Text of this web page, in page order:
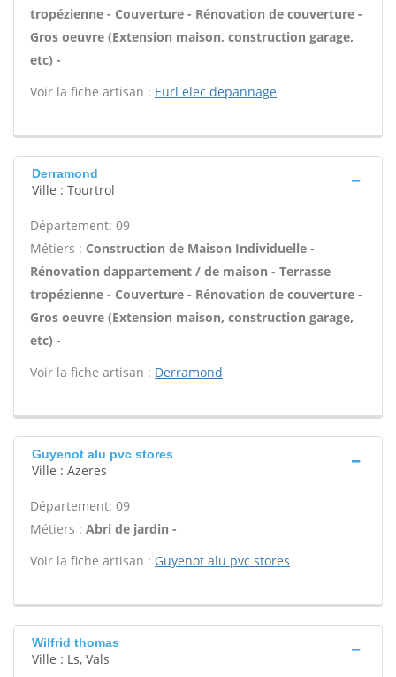
tropézienne - Couverture - Rénovation de couverture -
Gros oeuvre (Extension maison, construction garage,
etc) -
Voir la fiche artisan : Eurl elec depannage
Derramond
Ville : Tourtrol
Département: 09
Métiers : Construction de Maison Individuelle -
Rénovation dappartement / de maison - Terrasse
tropézienne - Couverture - Rénovation de couverture -
Gros oeuvre (Extension maison, construction garage,
etc) -
Voir la fiche artisan : Derramond
Guyenot alu pvc stores
Ville : Azeres
Département: 09
Métiers : Abri de jardin -
Voir la fiche artisan : Guyenot alu pvc stores
Wilfrid thomas
Ville : Ls, Vals